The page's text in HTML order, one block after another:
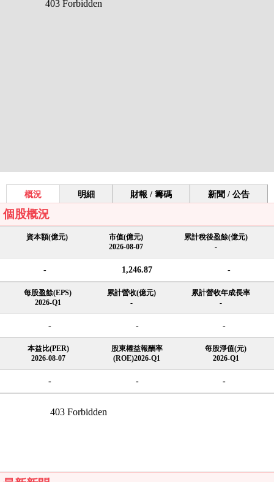
概況 明細 財報 / 籌碼 新聞 / 公告
個股概況
資本額(億元)
市值(億元)
2026-08-07
累計稅後盈餘(億元)
-
- 1,246.87 -
每股盈餘(EPS)
2026-Q1
累計營收(億元)
-
累計營收年成長率
-
- - -
本益比(PER)
2026-08-07
股東權益報酬率
(ROE)2026-Q1
每股淨值(元)
2026-Q1
- - -